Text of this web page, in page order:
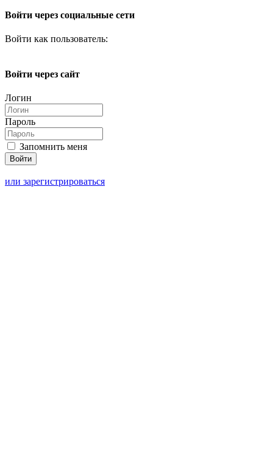
Войти через социальные сети
Войти как пользователь:
Войти через сайт
Логин
Пароль
Запомнить меня
или зарегистрироваться